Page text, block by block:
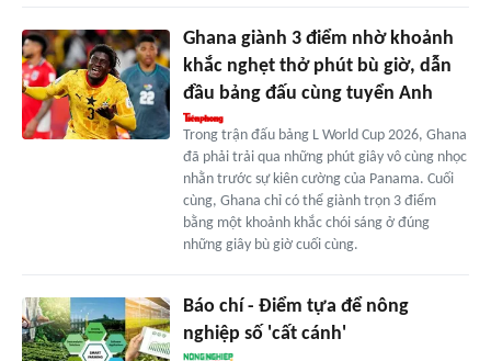
Ghana giành 3 điểm nhờ khoảnh
khắc nghẹt thở phút bù giờ, dẫn
đầu bảng đấu cùng tuyển Anh
Trong trận đấu bảng L World Cup 2026, Ghana
đã phải trải qua những phút giây vô cùng nhọc
nhằn trước sự kiên cường của Panama. Cuối
cùng, Ghana chỉ có thể giành trọn 3 điểm
bằng một khoảnh khắc chói sáng ở đúng
những giây bù giờ cuối cùng.
Báo chí - Điểm tựa để nông
nghiệp số 'cất cánh'